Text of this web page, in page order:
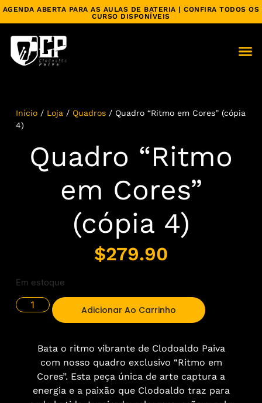
AGENDA ABERTA PARA AS AULAS DE BATERIA | CONFIRA TODOS OS
CURSO DISPONÍVEIS
Início/ Loja / Quadros/ Quadro “Ritmo em Cores” (cópia
4)
Quadro “Ritmo
em Cores”
(cópia 4)
$279.90
Em estoque
Adicionar Ao Carrinho
Bata o ritmo vibrante de Clodoaldo Paiva
com nosso quadro exclusivo “Ritmo em
Cores”. Esta peça única de arte captura a
energia e a paixão que Clodoaldo traz para